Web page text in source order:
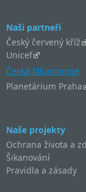
Naši partneři
Český červený kříž
Unicef
Česká filharmonie
Planetárium Praha
Naše projekty
Ochrana života a
Šikanování
Pravidla a zásady